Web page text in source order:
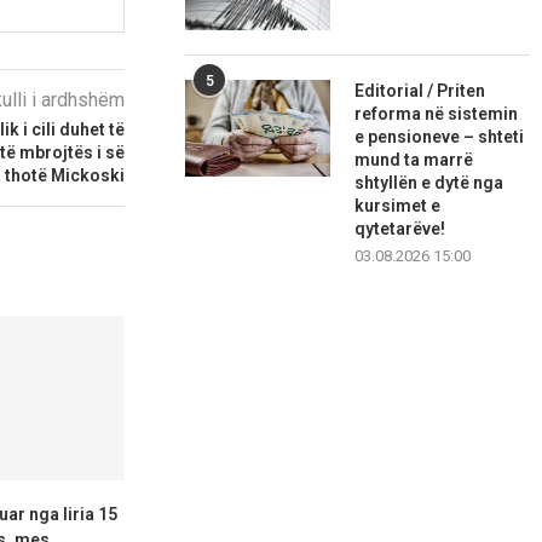
i ardhshëm
i cili duhet të
mbrojtës i së
thotë Mickoski
nga liria 15
5
Editorial / Priten
reforma në sistemin
e pensioneve – shteti
mund ta marrë
shtyllën e dytë nga
kursimet e
qytetarëve!
03.08.2026 15:00